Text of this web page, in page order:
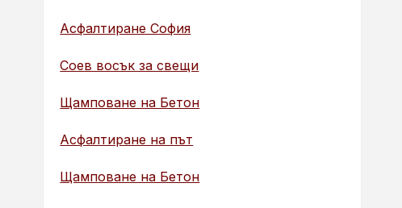
Асфалтиране София
Соев восък за свещи
Щамповане на Бетон
Асфалтиране на път
Щамповане на Бетон